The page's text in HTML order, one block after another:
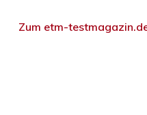
Zum etm-